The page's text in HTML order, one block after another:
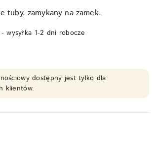
tuby, zamykany na zamek.
- wysyłka 1-2 dni robocze
dostępny jest tylko dla
klientów.